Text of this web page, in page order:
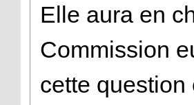
Elle aura en
Commission
cette